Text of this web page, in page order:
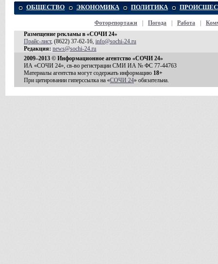
ОБЩЕСТВО ЭКОНОМИКА ПОЛИТИКА
Фоторепортажи Погода Работа
Размещение рекламы в «СОЧИ 24»
Прайс-лист, (8622) 37-62-16, info@sochi-24.ru
Редакция: news@sochi-24.ru
2009–2013 © Информационное агентство «СОЧИ 24»
ИА «СОЧИ 24», св-во регистрации СМИ ИА № ФС 77-44763
Материалы агентства могут содержать информацию 18+
При цитировании гиперссылка на «СОЧИ 24» обязательна.